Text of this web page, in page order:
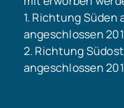
1. Richtung Süden
angeschlossen
2. Richtung
angeschlossen